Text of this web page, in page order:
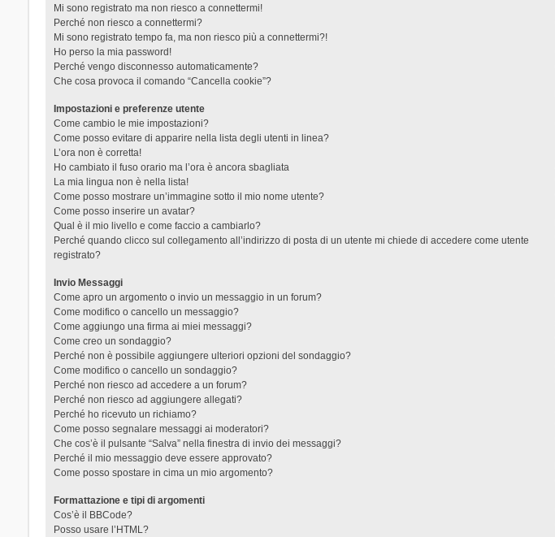
Mi sono registrato ma non riesco a connettermi!
Perché non riesco a connettermi?
Mi sono registrato tempo fa, ma non riesco più a connettermi?!
Ho perso la mia password!
Perché vengo disconnesso automaticamente?
Che cosa provoca il comando “Cancella cookie”?
Impostazioni e preferenze utente
Come cambio le mie impostazioni?
Come posso evitare di apparire nella lista degli utenti in linea?
L’ora non è corretta!
Ho cambiato il fuso orario ma l’ora è ancora sbagliata
La mia lingua non è nella lista!
Come posso mostrare un’immagine sotto il mio nome utente?
Come posso inserire un avatar?
Qual è il mio livello e come faccio a cambiarlo?
Perché quando clicco sul collegamento all’indirizzo di posta di un utente mi chiede di accedere come utente
registrato?
Invio Messaggi
Come apro un argomento o invio un messaggio in un forum?
Come modifico o cancello un messaggio?
Come aggiungo una firma ai miei messaggi?
Come creo un sondaggio?
Perché non è possibile aggiungere ulteriori opzioni del sondaggio?
Come modifico o cancello un sondaggio?
Perché non riesco ad accedere a un forum?
Perché non riesco ad aggiungere allegati?
Perché ho ricevuto un richiamo?
Come posso segnalare messaggi ai moderatori?
Che cos’è il pulsante “Salva” nella finestra di invio dei messaggi?
Perché il mio messaggio deve essere approvato?
Come posso spostare in cima un mio argomento?
Formattazione e tipi di argomenti
Cos’è il BBCode?
Posso usare l’HTML?